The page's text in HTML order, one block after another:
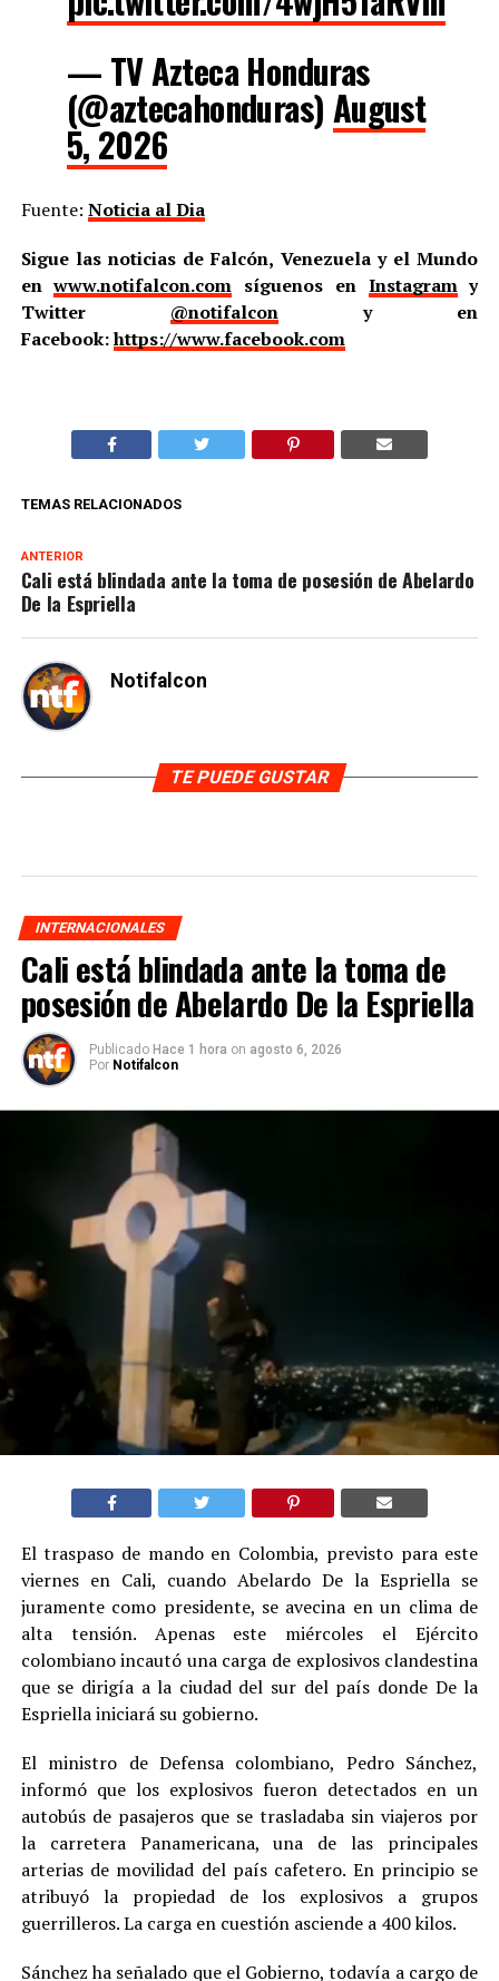
— TV Azteca Honduras
(@aztecahonduras) August
5, 2026
Fuente: Noticia al Dia
Sigue las noticias de Falcón, Venezuela y el Mundo
enwww.notifalcon.com síguenos en Instagramy
Twitter @notifalcony en
Facebook:https://www.facebook.com
TEMAS RELACIONADOS
ANTERIOR
Cali está blindada ante la toma de posesión de Abelardo
De la Espriella
Notifalcon
TE PUEDE GUSTAR
INTERNACIONALES
Cali está blindada ante la toma de
posesión de Abelardo De la Espriella
Publicado Hace 1 hora on agosto 6, 2026
Por Notifalcon
El traspaso de mando en Colombia, previsto para este
viernes en Cali, cuando Abelardo De la Espriella se
juramente como presidente, se avecina en un clima de
alta tensión. Apenas este miércoles el Ejército
colombiano incautó una carga de explosivos clandestina
que se dirigía a la ciudad del sur del país donde De la
Espriella iniciará su gobierno.
El ministro de Defensa colombiano, Pedro Sánchez,
informó que los explosivos fueron detectados en un
autobús de pasajeros que se trasladaba sin viajeros por
la carretera Panamericana, una de las principales
arterias de movilidad del país cafetero. En principio se
atribuyó la propiedad de los explosivos a grupos
guerrilleros. La carga en cuestión asciende a 400 kilos.
Sánchez ha señalado que el Gobierno, todavía a cargo de